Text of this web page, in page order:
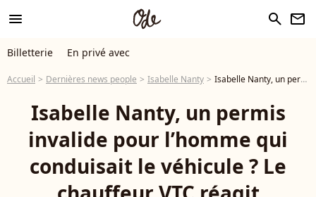
menu search newsletter
Billetterie En privé avec
Accueil Dernières news people Isabelle Nanty Isabelle Nanty, un permis invalide pour l’homme qui conduisait le véhicule ? Le chauffeur VTC réagit
Isabelle Nanty, un permis
invalide pour l’homme qui
conduisait le véhicule ? Le